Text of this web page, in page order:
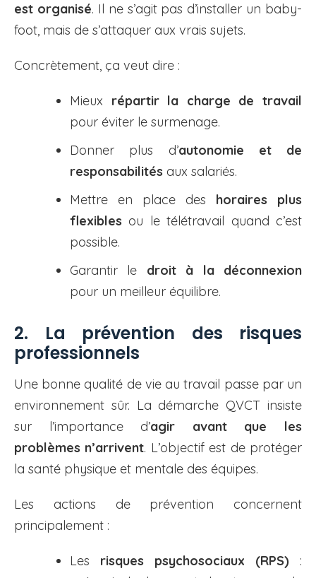
est organisé. Il ne s’agit pas d’installer un baby-
foot, mais de s’attaquer aux vrais sujets.
Concrètement, ça veut dire :
Mieux répartir la charge de travail
pour éviter le surmenage.
Donner plus d’autonomie et de
responsabilités aux salariés.
Mettre en place des horaires plus
flexibles ou le télétravail quand c’est
possible.
Garantir le droit à la déconnexion
pour un meilleur équilibre.
2. La prévention des risques
professionnels
Une bonne qualité de vie au travail passe par un
environnement sûr. La démarche QVCT insiste
sur l’importance d’agir avant que les
problèmes n’arrivent. L’objectif est de protéger
la santé physique et mentale des équipes.
Les actions de prévention concernent
principalement :
Les risques psychosociaux (RPS) :